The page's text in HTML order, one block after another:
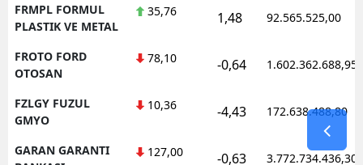
FRMPL FORMUL
PLASTIK VE METAL
35,76 1,48 92.565.525,00
FROTO FORD
OTOSAN
78,10 -0,64 1.602.362.688,95
FZLGY FUZUL
GMYO
10,36 -4,43 172.638.488,80
GARAN GARANTI
127,00 -0,63 3.772.734.436,30